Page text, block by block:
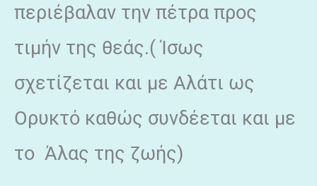
περιέβαλαν την πέτρα προς
τιμήν της θεάς.( Ίσως
σχετίζεται και με Αλάτι ως
Ορυκτό καθώς συνδέεται και με
το Άλας της ζωής)